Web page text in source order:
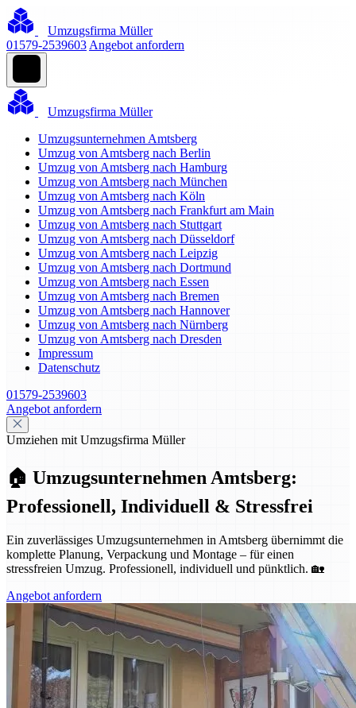
Umzugsfirma Müller
01579-2539603 Angebot anfordern
Umzugsfirma Müller
Umzugsunternehmen Amtsberg
Umzug von Amtsberg nach Berlin
Umzug von Amtsberg nach Hamburg
Umzug von Amtsberg nach München
Umzug von Amtsberg nach Köln
Umzug von Amtsberg nach Frankfurt am Main
Umzug von Amtsberg nach Stuttgart
Umzug von Amtsberg nach Düsseldorf
Umzug von Amtsberg nach Leipzig
Umzug von Amtsberg nach Dortmund
Umzug von Amtsberg nach Essen
Umzug von Amtsberg nach Bremen
Umzug von Amtsberg nach Hannover
Umzug von Amtsberg nach Nürnberg
Umzug von Amtsberg nach Dresden
Impressum
Datenschutz
01579-2539603
Angebot anfordern
Umziehen mit Umzugsfirma Müller
🏠 Umzugsunternehmen Amtsberg:
Professionell, Individuell & Stressfrei
Ein zuverlässiges Umzugsunternehmen in Amtsberg übernimmt die
komplette Planung, Verpackung und Montage – für einen
stressfreien Umzug. Professionell, individuell und pünktlich. 🏡
Angebot anfordern